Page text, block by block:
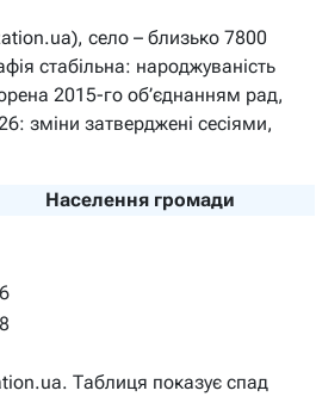
село – близько 7800
стабільна: народжуваність
2015-го об’єднанням рад,
зміни затверджені сесіями,
Населення громади
Таблиця показує спад